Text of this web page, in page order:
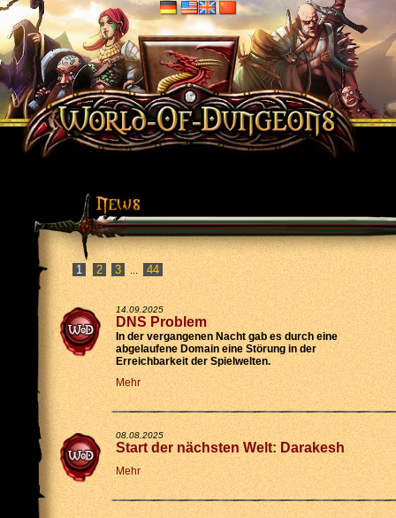
2 3 ... 44
14.09.2025
DNS Problem
In der vergangenen Nacht gab es durch eine
abgelaufene Domain eine Störung in der
Erreichbarkeit der Spielwelten.
Mehr
08.08.2025
Start der nächsten Welt: Darakesh
Mehr